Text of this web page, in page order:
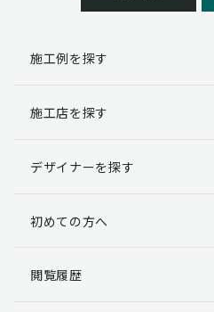
理・機密保持などによりお客
個人情報提出の任意性
す。
らかじめご了承ください。
個人情報の開示請求につ
施工例を探す
施工店を探す
デザイナーを探す
初めての方へ
閲覧履歴